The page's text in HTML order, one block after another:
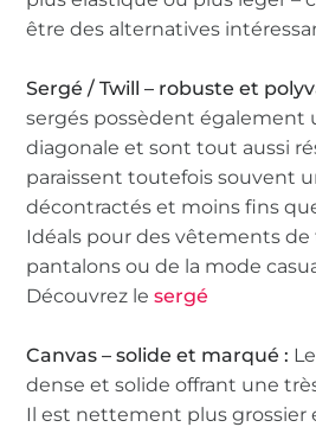
être des alternatives
Sergé / Twill – robuste et
sergés possèdent également
diagonale et sont tout aussi
paraissent toutefois souvent
décontractés et moins fins
Idéals pour des vêtements de
pantalons ou de la mode
Découvrez lesergé
Canvas – solide et marqué :
dense et solide offrant une
Il est nettement plus grossier